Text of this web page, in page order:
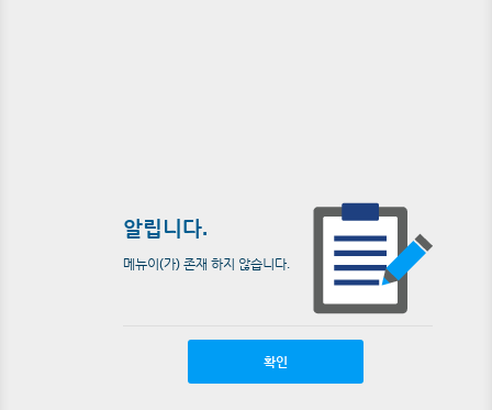
알립니다.
메뉴이(가) 존재 하지 않습니다.